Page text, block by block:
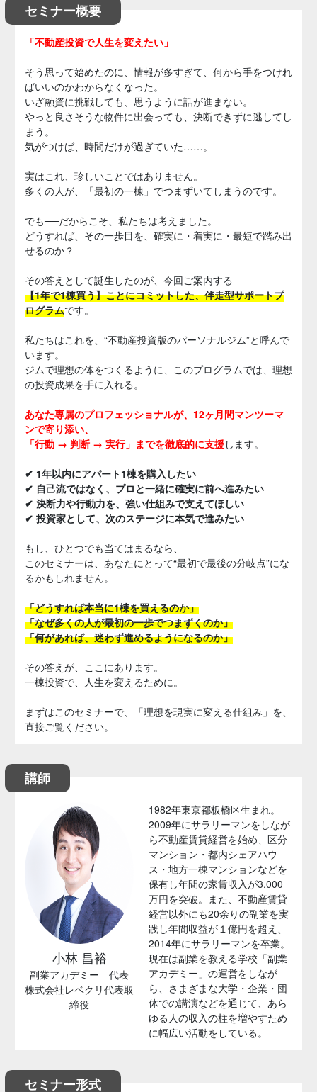
セミナー概要
「不動産投資で人生を変えたい」 ──
そう思って始めたのに、情報が多すぎて、何から手をつけれ
ばいいのかわからなくなった。
いざ融資に挑戦しても、思うように話が進まない。
やっと良さそうな物件に出会っても、決断できずに逃してし
まう。
気がつけば、時間だけが過ぎていた……。
実はこれ、珍しいことではありません。
多くの人が、「最初の一棟」でつまずいてしまうのです。
でも──だからこそ、私たちは考えました。
どうすれば、その一歩目を、確実に・着実に・最短で踏み出
せるのか？
その答えとして誕生したのが、今回ご案内する
【1年で1棟買う】ことにコミットした、伴走型サポートプ
ログラムです。
私たちはこれを、“不動産投資版のパーソナルジム”と呼んで
います。
ジムで理想の体をつくるように、このプログラムでは、理想
の投資成果を手に入れる。
あなた専属のプロフェッショナルが、12ヶ月間マンツーマ
ンで寄り添い、
「行動 → 判断 → 実行」までを徹底的に支援します。
✔ 1年以内にアパート1棟を購入したい
✔ 自己流ではなく、プロと一緒に確実に前へ進みたい
✔ 決断力や行動力を、強い仕組みで支えてほしい
✔ 投資家として、次のステージに本気で進みたい
もし、ひとつでも当てはまるなら、
このセミナーは、あなたにとって“最初で最後の分岐点”にな
るかもしれません。
「どうすれば本当に1棟を買えるのか」
「なぜ多くの人が最初の一歩でつまずくのか」
「何があれば、迷わず進めるようになるのか」
その答えが、ここにあります。
一棟投資で、人生を変えるために。
まずはこのセミナーで、「理想を現実に変える仕組み」を、
直接ご覧ください。
講師
小林 昌裕
副業アカデミー 代表
株式会社レベクリ代表取
締役
1982年東京都板橋区生まれ。
2009年にサラリーマンをしなが
ら不動産賃貸経営を始め、区分
マンション・都内シェアハウ
ス・地方一棟マンションなどを
保有し年間の家賃収入が3,000
万円を突破。また、不動産賃貸
経営以外にも20余りの副業を実
践し年間収益が１億円を超え、
2014年にサラリーマンを卒業。
現在は副業を教える学校「副業
アカデミー」の運営をしなが
ら、さまざまな大学・企業・団
体での講演などを通じて、あら
ゆる人の収入の柱を増やすため
に幅広い活動をしている。
セミナー形式